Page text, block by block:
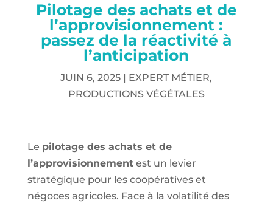
Pilotage des achats et de
l’approvisionnement :
passez de la réactivité à
l’anticipation
JUIN 6, 2025 | EXPERT MÉTIER,
PRODUCTIONS VÉGÉTALES
Le pilotage des achats et de
l’approvisionnementest un levier
stratégique pour les coopératives et
négoces agricoles. Face à la volatilité des